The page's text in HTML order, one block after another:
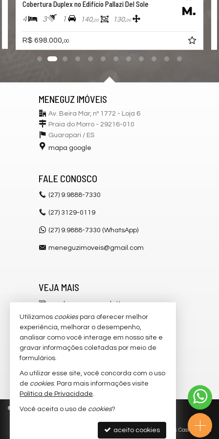
Bicicletário
Gás Central
Elevador
Depósito
Guarapari /ES
Cobertura Duplex no Edifício Pallazi Del Sole
4 3 1 140,00 130,00
R$ 698.000,00
MENEGUZ IMÓVEIS
Av. Beira Mar, nº 1772 - Loja 6
Praia do Morro - 29216-010
Guarapari / ES
mapa google
FALE CONOSCO
(27) 9.9888-7330
(27) 3129-0119
(27) 9.9888-7330 (WhatsApp)
meneguzimoveis@gmail.com
VEJA MAIS
receba nosso newsletter
cadastre seu imóvel
imóveis favoritos
mapa de imóveis
trabalhe conosco
© 2026 CRECI/ES 6.546-J Política de Privacidade
Site para imobiliárias: Castel Digital
Utilizamos cookiespara oferecer melhor
experiência, melhorar o desempenho,
analisar como você interage em nosso site e
gravar informações coletadas por meio de
formulários.
Ao utilizar esse site, você concorda com o uso
de cookies. Para mais informações visite
Política de Privacidade.
Você aceita o uso de cookies?
aceito cookies